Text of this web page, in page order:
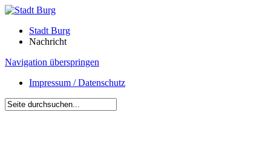
Stadt Burg
Nachricht
Navigation überspringen
Impressum / Datenschutz